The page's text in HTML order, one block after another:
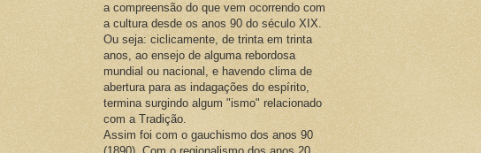
a compreensão do que vem ocorrendo com
a cultura desde os anos 90 do século XIX.
Ou seja: ciclicamente, de trinta em trinta
anos, ao ensejo de alguma rebordosa
mundial ou nacional, e havendo clima de
abertura para as indagações do espírito,
termina surgindo algum "ismo" relacionado
com a Tradição.
Assim foi com o gauchismo dos anos 90